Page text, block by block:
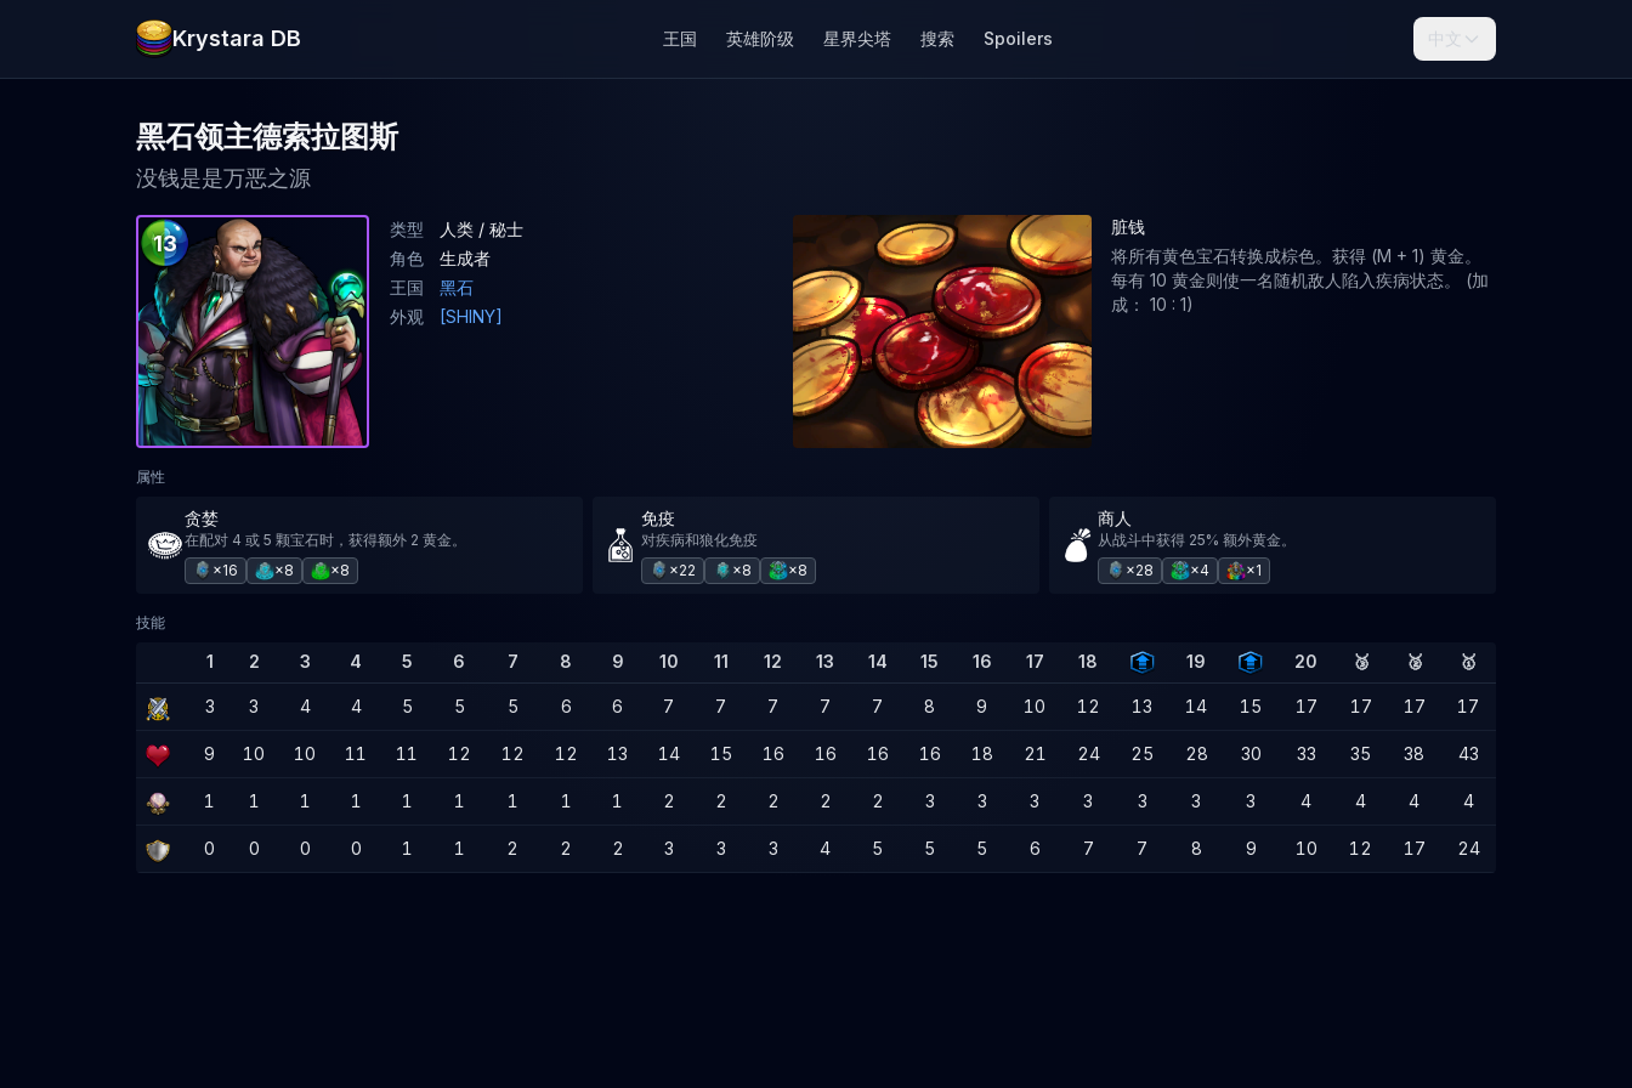
Krystara DB 王国 英雄阶级 星界尖塔 搜索 Spoilers 中文
黑石领主德索拉图斯
没钱是是万恶之源
13
类型
人类 / 秘士
角色
生成者
王国
黑石
外观
[SHINY]
脏钱
将所有黄色宝石转换成棕色。获得 (M + 1) 黄金。
每有 10 黄金则使一名随机敌人陷入疾病状态。 (加
成： 10 : 1)
属性
贪婪
在配对 4 或 5 颗宝石时，获得额外 2 黄金。
×16
×8 ×8
免疫
对疾病和狼化免疫
×22
×8 ×8
商人
从战斗中获得 25% 额外黄金。
×28
×4 ×1
技能
1 2 3 4 5 6 7 8 9 10 11 12 13 14 15 16 17 18 19 20 🥉 🥈 🥇
3 3 4 4 5 5 5 6 6 7 7 7 7 7 8 9 10 12 13 14 15 17 17 17 17
9 10 10 11 11 12 12 12 13 14 15 16 16 16 16 18 21 24 25 28 30 33 35 38 43
1 1 1 1 1 1 1 1 1 2 2 2 2 2 3 3 3 3 3 3 3 4 4 4 4
0 0 0 0 1 1 2 2 2 3 3 3 4 5 5 5 6 7 7 8 9 10 12 17 24